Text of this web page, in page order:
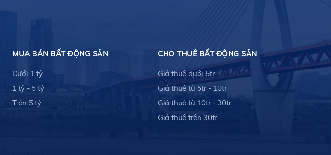
MUA BÁN BẤT ĐỘNG SẢN
Dưới 1 tỷ
1 tỷ - 5 tỷ
Trên 5 tỷ
CHO THUÊ BẤT ĐỘNG SẢN
Giá thuê dưới 5tr
Giá thuê từ 5tr - 10tr
Giá thuê từ 10tr - 30tr
Giá thuê trên 30tr